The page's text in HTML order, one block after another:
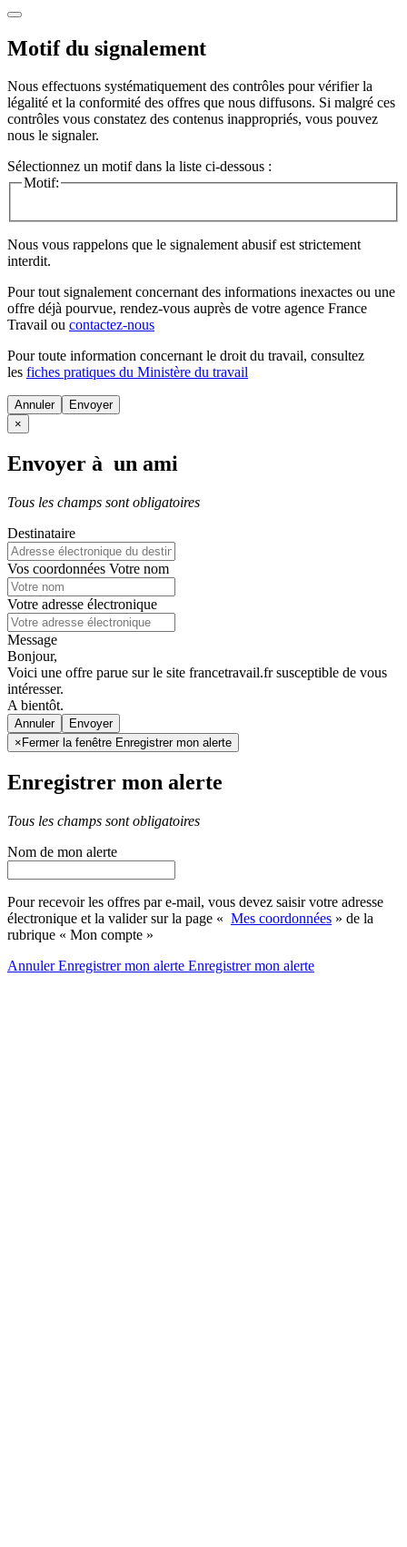
Motif du signalement
Nous effectuons systématiquement des contrôles pour vérifier la
légalité et la conformité des offres que nous diffusons. Si malgré ces
contrôles vous constatez des contenus inappropriés, vous pouvez
nous le signaler.
Sélectionnez un motif dans la liste ci-dessous :
Motif:
Nous vous rappelons que le signalement abusif est strictement
interdit.
Pour tout signalement concernant des informations inexactes ou une
offre déjà pourvue, rendez-vous auprès de votre agence France
Travail ou contactez-nous
Pour toute information concernant le droit du travail, consultez
les fiches pratiques du Ministère du travail
Annuler
×
Envoyer à un ami
Tous les champs sont obligatoires
Destinataire
Vos coordonnées Votre nom
Votre adresse électronique
Message
Bonjour,
Voici une offre parue sur le site francetravail.fr susceptible de vous
intéresser.
A bientôt.
Annuler
× Fermer la fenêtre Enregistrer mon alerte
Enregistrer mon alerte
Tous les champs sont obligatoires
Nom de mon alerte
Pour recevoir les offres par e-mail, vous devez saisir votre adresse
électronique et la valider sur la page « Mes coordonnées » de la
rubrique « Mon compte »
AnnulerEnregistrer mon alerte Enregistrermon alerte